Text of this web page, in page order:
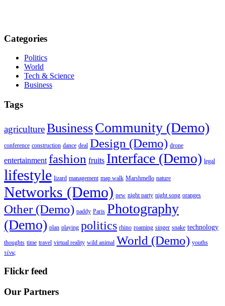
Categories
Politics
World
Tech & Science
Business
Tags
agricultureBusinessCommunity (Demo)
conference construction dance deal Design (Demo) drone
entertainment fashion fruits Interface (Demo) legal
lifestyle lizard management map walk Marshmello nature
Networks (Demo) new night party night song oranges
Other (Demo) paddy Paris Photography
(Demo) plan playing politics rhino roaming singer snake technology
thoughts time travel virtual reality wild animal World (Demo) youths
τένις
Flickr feed
Our Partners